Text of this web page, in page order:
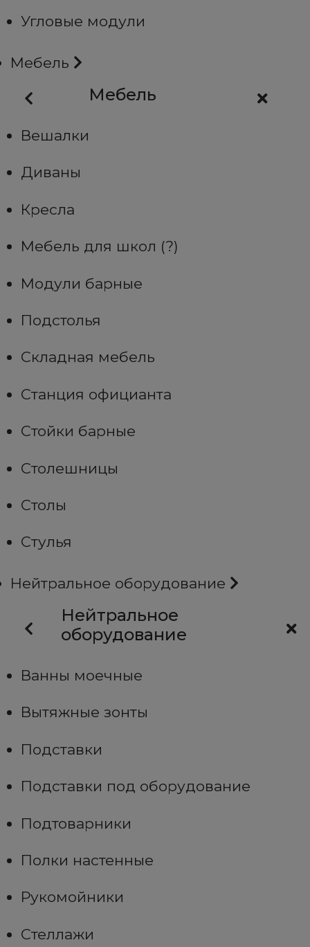
Угловые модули
Мебель
Мебель
Вешалки
Диваны
Кресла
Мебель для школ (?)
Модули барные
Подстолья
Складная мебель
Станция официанта
Стойки барные
Столешницы
Столы
Стулья
Нейтральное оборудование
Нейтральное
оборудование
Ванны моечные
Вытяжные зонты
Подставки
Подставки под оборудование
Подтоварники
Полки настенные
Рукомойники
Стеллажи